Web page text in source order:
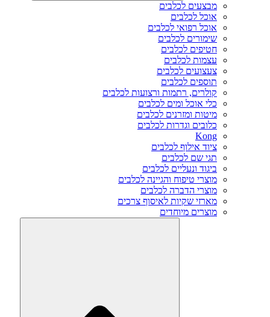
מבצעים לכלבים
אוכל לכלבים
אוכל רפואי לכלבים
שימורים לכלבים
חטיפים לכלבים
עצמות לכלבים
צעצועים לכלבים
תוספים לכלבים
קולרים, רתמות ורצועות לכלבים
כלי אוכל ומים לכלבים
מיטות ומזרנים לכלבים
כלובים וגדרות לכלבים
Kong
ציוד אילוף לכלבים
תגי שם לכלבים
ביגוד ונעליים לכלבים
מוצרי טיפוח והגיינה לכלבים
מוצרי הדברה לכלבים
מארזי שקיות לאיסוף צרכים
מוצרים מיוחדים